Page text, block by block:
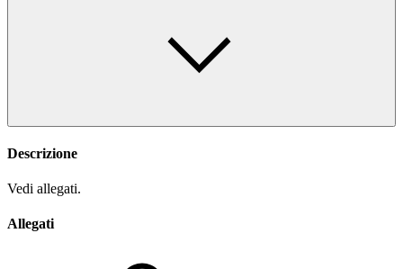
Descrizione
Vedi allegati.
Allegati